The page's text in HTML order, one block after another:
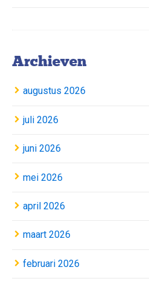
Archieven
augustus 2026
juli 2026
juni 2026
mei 2026
april 2026
maart 2026
februari 2026